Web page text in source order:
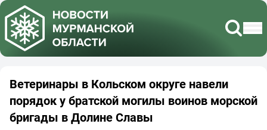
Ветеринары в Кольском округе навели
порядок у братской могилы воинов морской
бригады в Долине Славы